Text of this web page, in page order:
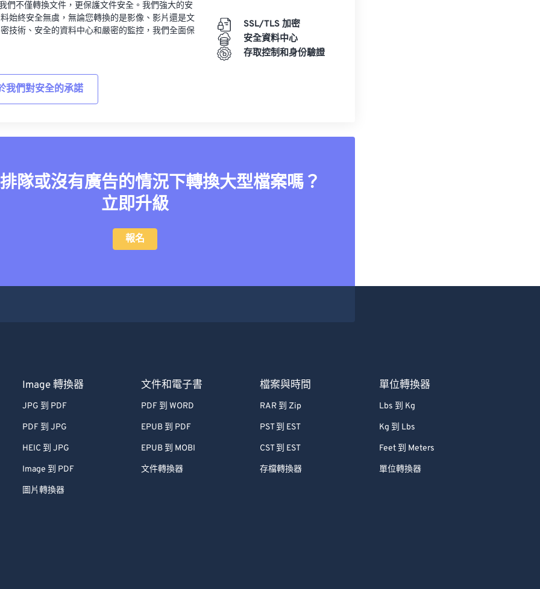
們不僅轉換文件，更保護文件安全。我們強大的安
始終安全無虞，無論您轉換的是影像、影片還是文
技術、安全的資料中心和嚴密的監控，我們全面保
我們對安全的承諾
SSL/TLS 加密
安全資料中心
存取控制和身份驗證
隊或沒有廣告的情況下轉換大型檔案嗎？
立即升級
報名
Image 轉換器
JPG 到 PDF
PDF 到 JPG
HEIC 到 JPG
Image 到 PDF
圖片轉換器
文件和電子書
PDF 到 WORD
EPUB 到 PDF
EPUB 到 MOBI
文件轉換器
檔案與時間
RAR 到 Zip
PST 到 EST
CST 到 EST
存檔轉換器
單位轉換器
Lbs 到 Kg
Kg 到 Lbs
Feet 到 Meters
單位轉換器